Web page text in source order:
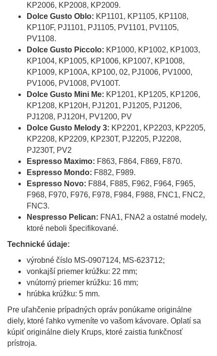
KP2006, KP2008, KP2009.
Dolce Gusto Oblo: KP1101, KP1105, KP1108,
KP110F, PJ1101, PJ1105, PV1101, PV1105,
PV1108.
Dolce Gusto Piccolo: KP1000, KP1002, KP1003,
KP1004, KP1005, KP1006, KP1007, KP1008,
KP1009, KP100A, KP100, 02, PJ1006, PV1000,
PV1006, PV1008, PV100T.
Dolce Gusto Mini Me: KP1201, KP1205, KP1206,
KP1208, KP120H, PJ1201, PJ1205, PJ1206,
PJ1208, PJ120H, PV1200, PV
Dolce Gusto Melody 3: KP2201, KP2203, KP2205,
KP2208, KP2209, KP230T, PJ2205, PJ2208,
PJ230T, PV2
Espresso Maximo: F863, F864, F869, F870.
Espresso Mondo: F882, F989.
Espresso Novo: F884, F885, F962, F964, F965,
F968, F970, F976, F978, F984, F988, FNC1, FNC2,
FNC3.
Nespresso Pelican: FNA1, FNA2 a ostatné modely,
ktoré neboli špecifikované.
Technické údaje:
výrobné číslo MS-0907124, MS-623712;
vonkajší priemer krúžku: 22 mm;
vnútorný priemer krúžku: 16 mm;
hrúbka krúžku: 5 mm.
Pre uľahčenie prípadných opráv ponúkame originálne
diely, ktoré ľahko vymeníte vo vašom kávovare. Oplatí sa
kúpiť originálne diely Krups, ktoré zaistia funkčnosť
prístroja.